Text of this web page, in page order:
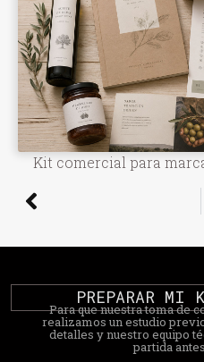
Kit comercial para
PREPARAR MI
Para que nuestra toma de
realizamos un estudio
detalles y nuestro equipo
partida